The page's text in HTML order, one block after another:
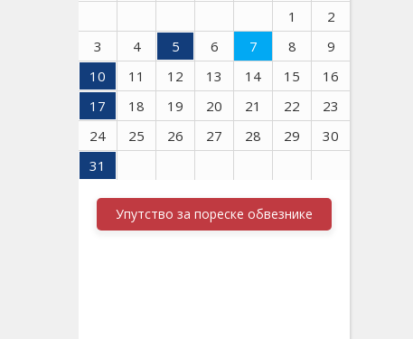
1
2
3
4 5 6 7 8
9
10
11 12 13 14 15
16
17
18 19 20 21 22
23
24
25 26 27 28 29
30
31
Упутство за пореске обвезнике